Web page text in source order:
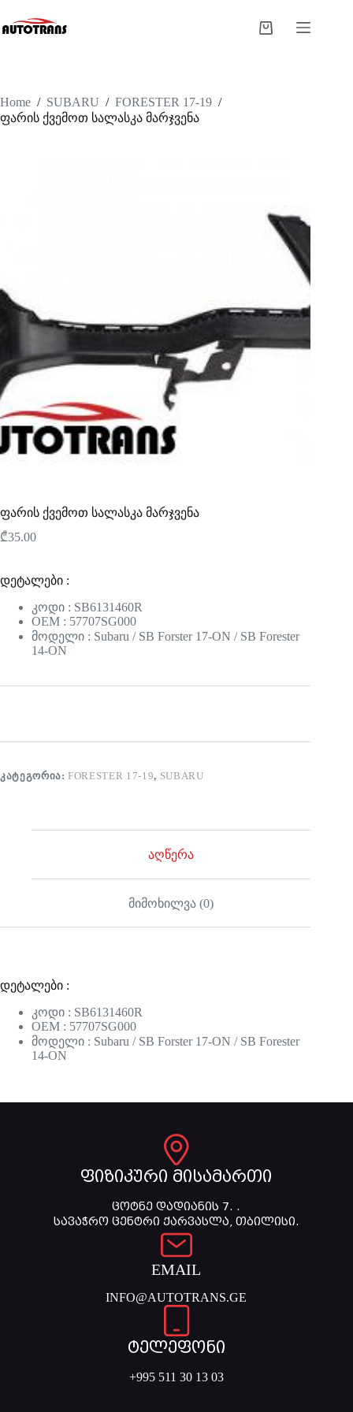
Home / SUBARU / FORESTER 17-19 /
ფარის ქვემოთ სალასკა მარჯვენა
ფარის ქვემოთ სალასკა მარჯვენა
₾35.00
დეტალები :
კოდი : SB6131460R
OEM : 57707SG000
მოდელი : Subaru / SB Forster 17-ON / SB Forester
14-ON
ᲙᲐᲢᲔᲒᲝᲠᲘᲐ:FORESTER 17-19, SUBARU
აღწერა
მიმოხილვა (0)
დეტალები :
კოდი : SB6131460R
OEM : 57707SG000
მოდელი : Subaru / SB Forster 17-ON / SB Forester
14-ON
ფიზიკური მისამართი
ცოტნე დადიანის 7. .
სავაჭრო ცენტრი ქარვასლა, თბილისი.
EMAIL
INFO@AUTOTRANS.GE
ტელეფონი
+995 511 30 13 03